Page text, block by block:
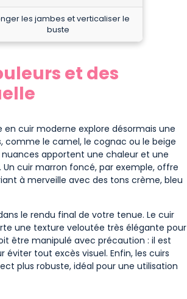
les jambes et verticaliser le
buste
et des
cuir moderne explore désormais une
le camel, le cognac ou le beige
apportent une chaleur et une
cuir marron foncé, par exemple, offre
à merveille avec des tons crème, bleu
le rendu final de votre tenue. Le cuir
une texture veloutée très élégante pour
être manipulé avec précaution : il est
tout excès visuel. Enfin, les cuirs
plus robuste, idéal pour une utilisation